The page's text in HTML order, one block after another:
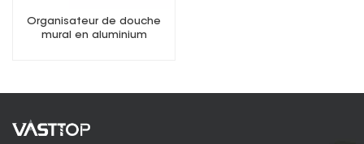
Organisateur de douche
mural en aluminium